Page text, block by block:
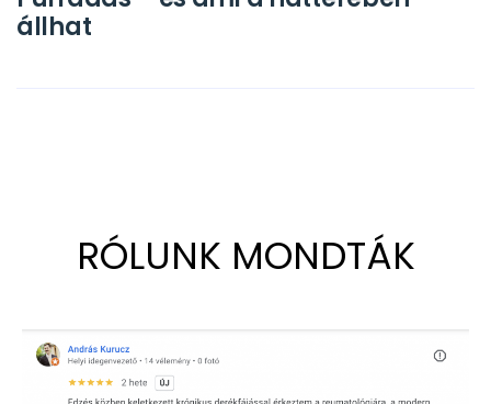
állhat
RÓLUNK MONDTÁK